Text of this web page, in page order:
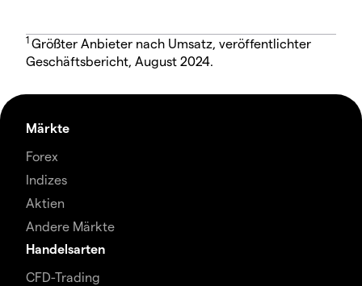
1 Größter Anbieter nach Umsatz, veröffentlichter
Geschäftsbericht, August 2024.
Märkte
Forex
Indizes
Aktien
Andere Märkte
Handelsarten
CFD-Trading